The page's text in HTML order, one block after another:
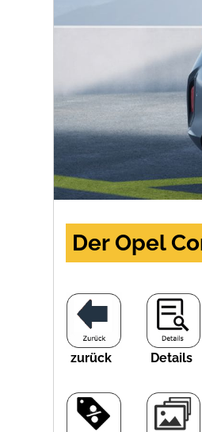
Der Opel
zurück Details